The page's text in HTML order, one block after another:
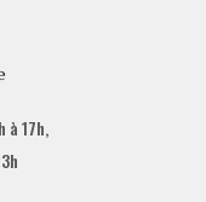
à 17h,